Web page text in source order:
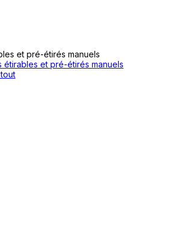
et pré-étirés manuels
étirables et pré-étirés manuels